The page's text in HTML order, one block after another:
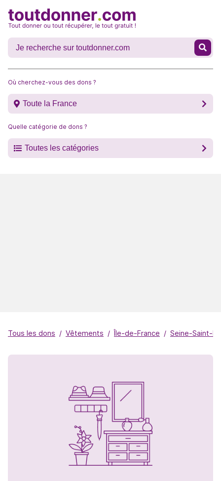
Où cherchez-vous des dons ?
Toute la France
Quelle catégorie de dons ?
Toutes les catégories
Tous les dons Vêtements Île-de-France Seine-Saint-